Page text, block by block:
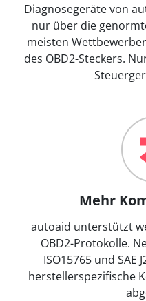
Diagnosegeräte von
nur über die
meisten
des OBD2-Steckers.
Mehr
autoaid unterstützt
OBD2-Protokolle.
ISO15765 und SAE
herstellerspezifische